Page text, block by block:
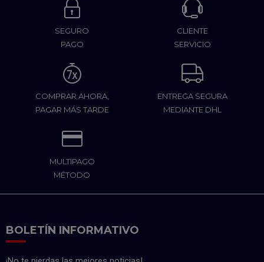
SEGURO
PAGO
CLIENTE
SERVICIO
COMPRAR AHORA,
PAGAR MÁS TARDE
ENTREGA SEGURA
MEDIANTE DHL
MULTIPAGO
MÉTODO
BOLETÍN INFORMATIVO